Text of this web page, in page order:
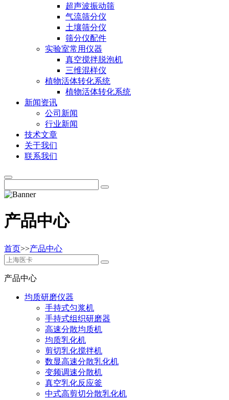
超声波振动筛
气流筛分仪
土壤筛分仪
筛分仪配件
实验室常用仪器
真空搅拌脱泡机
三维混样仪
植物活体转化系统
植物活体转化系统
新闻资讯
公司新闻
行业新闻
技术文章
关于我们
联系我们
产品中心
首页>>产品中心
产品中心
均质研磨仪器
手持式匀浆机
手持式组织研磨器
高速分散均质机
均质乳化机
剪切乳化搅拌机
数显高速分散乳化机
变频调速分散机
真空乳化反应釜
中式高剪切分散乳化机